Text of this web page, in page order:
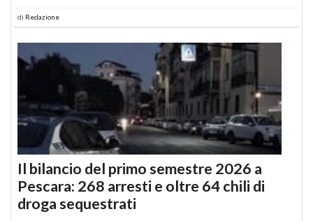
di Redazione
Il bilancio del primo semestre 2026 a
Pescara: 268 arresti e oltre 64 chili di
droga sequestrati